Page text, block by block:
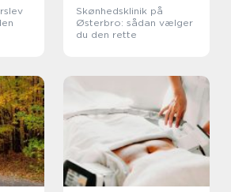
Skønhedsklinik på
Østerbro: sådan vælger
du den rette